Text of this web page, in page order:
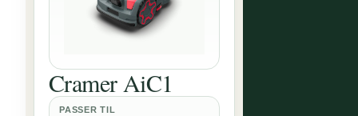
Cramer AiC1
PASSER TIL